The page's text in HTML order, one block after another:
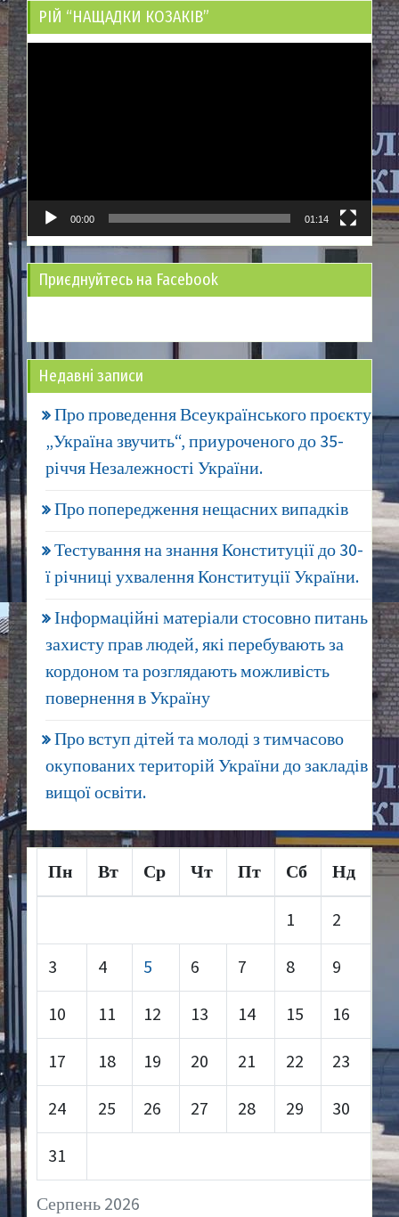
РІЙ “НАЩАДКИ КОЗАКІВ”
00:00 01:14
Приєднуйтесь на Facebook
Недавні записи
Про проведення Всеукраїнського проєкту
„Україна звучить“, приуроченого до 35-
річчя Незалежності України.
Про попередження нещасних випадків
Тестування на знання Конституції до 30-
ї річниці ухвалення Конституції України.
Інформаційні матеріали стосовно питань
захисту прав людей, які перебувають за
кордоном та розглядають можливість
повернення в Україну
Про вступ дітей та молоді з тимчасово
окупованих територій України до закладів
вищої освіти.
Серпень 2026
Пн Вт Ср Чт Пт Сб Нд
1 2
3 4 5 6 7 8 9
10 11 12 13 14 15 16
17 18 19 20 21 22 23
24 25 26 27 28 29 30
31